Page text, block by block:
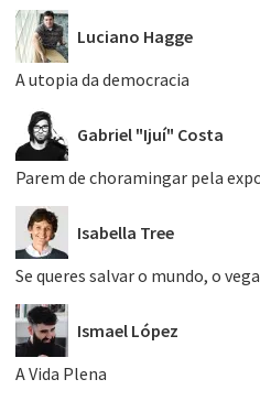
Luciano Hagge
A utopia da democracia
Gabriel "Ijuí" Costa
Parem de choramingar pela
Isabella Tree
Se queres salvar o mundo, o
Ismael López
A Vida Plena